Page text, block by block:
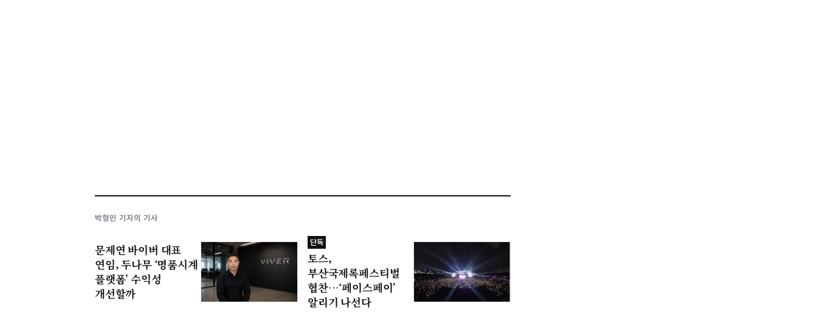
박형민 기자의 기사
문제연 바이버 대표
연임, 두나무 ‘명품시계
플랫폼’ 수익성
개선할까
단독
토스,
부산국제록페스티벌
협찬…‘페이스페이’
알리기 나선다